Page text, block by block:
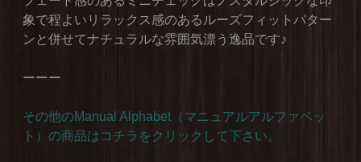
象で程よいリラックス感のあるルーズフィットパター
ンと併せてナチュラルな雰囲気漂う逸品です♪
ーーー
その他のManual Alphabet（マニュアルアルファベッ
ト）の商品はコチラをクリックして下さい。